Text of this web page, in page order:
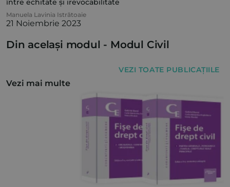
între echitate și irevocabilitate
Manuela Lavinia Istrătoaie
21 Noiembrie 2023
Din același modul - Modul Civil
VEZI TOATE PUBLICAȚIILE
Vezi mai multe